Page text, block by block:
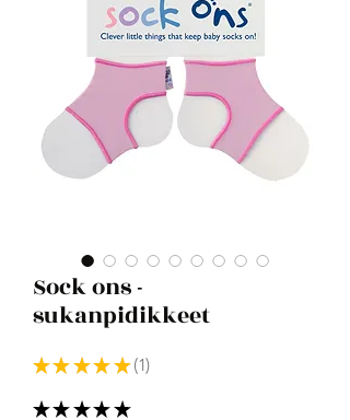
Sock ons -
sukanpidikkeet
★ ★ ★ ★ ★ 1
1
★ ★ ★ ★ ★